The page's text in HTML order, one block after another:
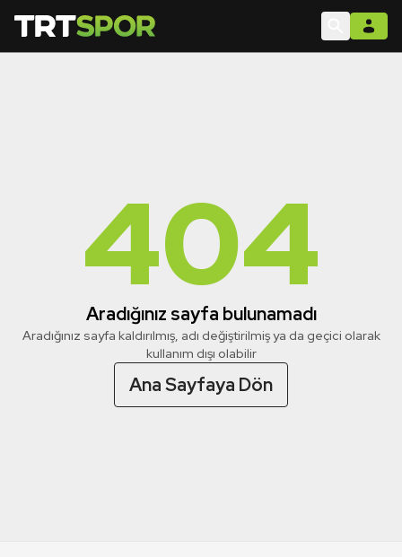
404
Aradığınız sayfa bulunamadı
Aradığınız sayfa kaldırılmış, adı değiştirilmiş ya da geçici olarak
kullanım dışı olabilir
Ana Sayfaya Dön